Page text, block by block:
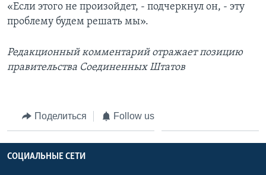
«Если этого не произойдет, - подчеркнул он, - эту
проблему будем решать мы».
Редакционный комментарий отражает позицию
правительства Соединенных Штатов
Поделиться Follow us
СОЦИАЛЬНЫЕ СЕТИ